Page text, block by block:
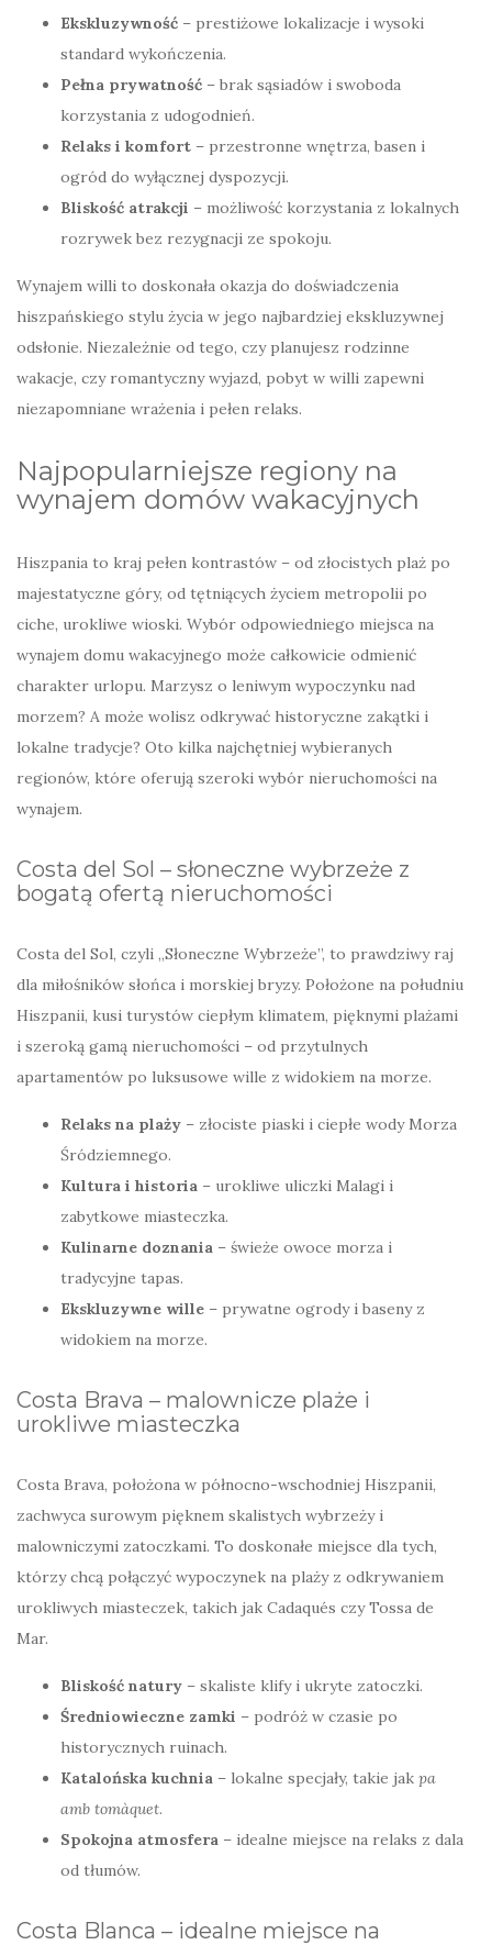
Ekskluzywność – prestiżowe lokalizacje i wysoki
standard wykończenia.
Pełna prywatność – brak sąsiadów i swoboda
korzystania z udogodnień.
Relaks i komfort – przestronne wnętrza, basen i
ogród do wyłącznej dyspozycji.
Bliskość atrakcji – możliwość korzystania z lokalnych
rozrywek bez rezygnacji ze spokoju.
Wynajem willi to doskonała okazja do doświadczenia
hiszpańskiego stylu życia w jego najbardziej ekskluzywnej
odsłonie. Niezależnie od tego, czy planujesz rodzinne
wakacje, czy romantyczny wyjazd, pobyt w willi zapewni
niezapomniane wrażenia i pełen relaks.
Najpopularniejsze regiony na
wynajem domów wakacyjnych
Hiszpania to kraj pełen kontrastów – od złocistych plaż po
majestatyczne góry, od tętniących życiem metropolii po
ciche, urokliwe wioski. Wybór odpowiedniego miejsca na
wynajem domu wakacyjnego może całkowicie odmienić
charakter urlopu. Marzysz o leniwym wypoczynku nad
morzem? A może wolisz odkrywać historyczne zakątki i
lokalne tradycje? Oto kilka najchętniej wybieranych
regionów, które oferują szeroki wybór nieruchomości na
wynajem.
Costa del Sol – słoneczne wybrzeże z
bogatą ofertą nieruchomości
Costa del Sol, czyli „Słoneczne Wybrzeże”, to prawdziwy raj
dla miłośników słońca i morskiej bryzy. Położone na południu
Hiszpanii, kusi turystów ciepłym klimatem, pięknymi plażami
i szeroką gamą nieruchomości – od przytulnych
apartamentów po luksusowe wille z widokiem na morze.
Relaks na plaży – złociste piaski i ciepłe wody Morza
Śródziemnego.
Kultura i historia – urokliwe uliczki Malagi i
zabytkowe miasteczka.
Kulinarne doznania – świeże owoce morza i
tradycyjne tapas.
Ekskluzywne wille – prywatne ogrody i baseny z
widokiem na morze.
Costa Brava – malownicze plaże i
urokliwe miasteczka
Costa Brava, położona w północno-wschodniej Hiszpanii,
zachwyca surowym pięknem skalistych wybrzeży i
malowniczymi zatoczkami. To doskonałe miejsce dla tych,
którzy chcą połączyć wypoczynek na plaży z odkrywaniem
urokliwych miasteczek, takich jak Cadaqués czy Tossa de
Mar.
Bliskość natury – skaliste klify i ukryte zatoczki.
Średniowieczne zamki – podróż w czasie po
historycznych ruinach.
Katalońska kuchnia – lokalne specjały, takie jak pa
amb tomàquet.
Spokojna atmosfera – idealne miejsce na relaks z dala
od tłumów.
Costa Blanca – idealne miejsce na